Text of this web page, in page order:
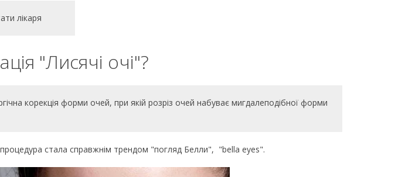
лікаря
"Лисячі очі"?
корекція форми очей, при якій розріз очей набуває мигдалеподібної форми
стала справжнім трендом "погляд Белли", "bella eyes".